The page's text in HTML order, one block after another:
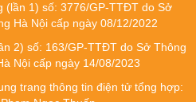
(lần 1) số: 3776/GP-TTĐT do Sở
Hà Nội cấp ngày 08/12/2022
2) số: 163/GP-TTĐT do Sở Thông
Nội cấp ngày 14/08/2023
trang thông tin điện tử tổng hợp: